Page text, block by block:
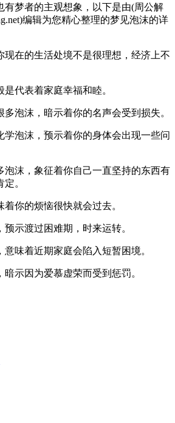
有梦者的主观想象，以下是由(周公解
编辑为您精心整理的梦见泡沫的详
在的生活处境不是很理想，经济上不
代表着家庭幸福和睦。
沫，暗示着你的名声会受到损失。
泡沫，预示着你的身体会出现一些问
沫，象征着你自己一直坚持的东西有
。
你的烦恼很快就会过去。
示渡过困难期，时来运转。
味着近期家庭会陷入短暂困境。
示因为爱慕虚荣而受到惩罚。